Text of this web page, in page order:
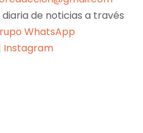
de noticias a través
WhatsApp
Instagram